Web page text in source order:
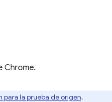
Chrome.
para la prueba de origen.